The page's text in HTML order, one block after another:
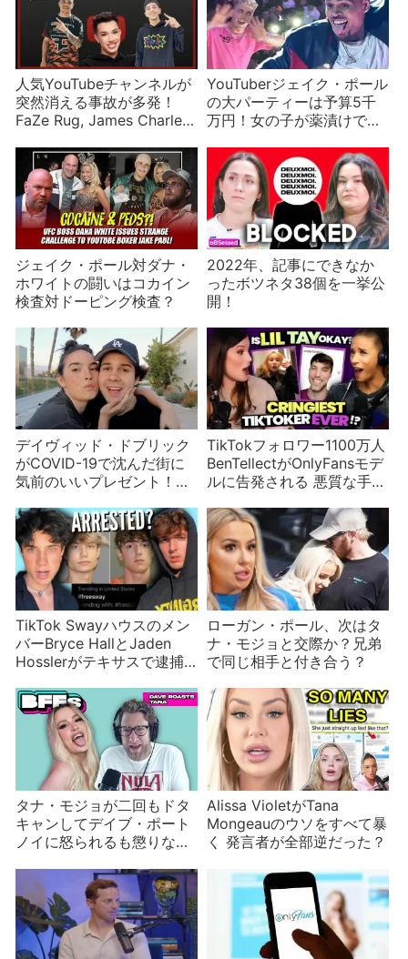
人気YouTubeチャンネルが
突然消える事故が多発！
FaZe Rug, James Charles,
YouTuberジェイク・ポール
の大パーティーは予算5千
万円！女の子が薬漬けで事
ジェイク・ポール対ダナ・
ホワイトの闘いはコカイン
検査対ドーピング検査？
2022年、記事にできなか
ったボツネタ38個を一挙公
開！
デイヴィッド・ドブリック
がCOVID-19で沈んだ街に
気前のいいプレゼント！総
TikTokフォロワー1100万人
BenTellectがOnlyFansモデ
ルに告発される 悪質な手口
TikTok Swayハウスのメン
バーBryce HallとJaden
Hosslerがテキサスで逮捕
ローガン・ポール、次はタ
ナ・モジョと交際か？兄弟
で同じ相手と付き合う？
タナ・モジョが二回もドタ
キャンしてデイブ・ポート
ノイに怒られるも懲りない
Alissa VioletがTana
Mongeauのウソをすべて暴
く 発言者が全部逆だった？